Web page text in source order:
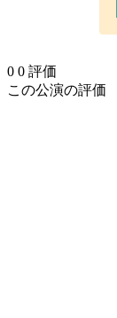
0 0 評価
この公演の評価